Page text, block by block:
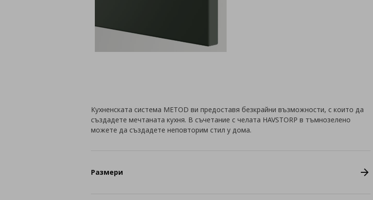
Кухненската система METOD ви предоставя безкрайни възможности, с които да
създадете мечтаната кухня. В съчетание с челата HAVSTORP в тъмнозелено
можете да създадете неповторим стил у дома.
Размери